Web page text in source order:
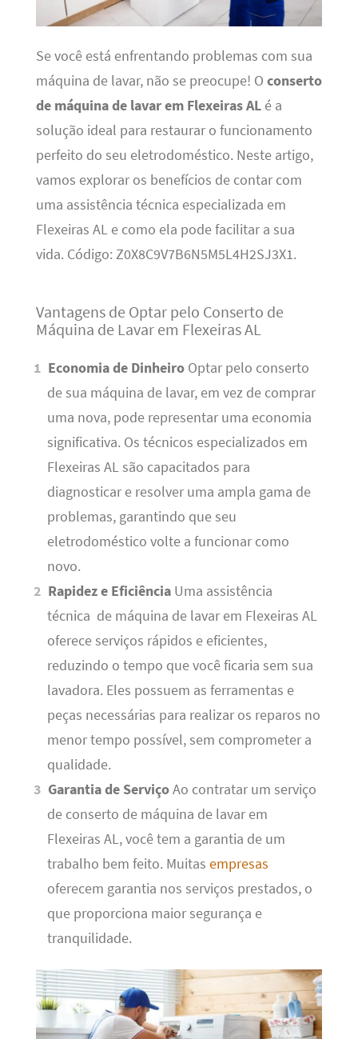
Se você está enfrentando problemas com sua
máquina de lavar, não se preocupe! O conserto
de máquina de lavar em Flexeiras ALé a
solução ideal para restaurar o funcionamento
perfeito do seu eletrodoméstico. Neste artigo,
vamos explorar os benefícios de contar com
uma assistência técnica especializada em
Flexeiras AL e como ela pode facilitar a sua
vida. Código: Z0X8C9V7B6N5M5L4H2SJ3X1.
Vantagens de Optar pelo Conserto de
Máquina de Lavar em Flexeiras AL
Economia de Dinheiro Optar pelo conserto
de sua máquina de lavar, em vez de comprar
uma nova, pode representar uma economia
significativa. Os técnicos especializados em
Flexeiras AL são capacitados para
diagnosticar e resolver uma ampla gama de
problemas, garantindo que seu
eletrodoméstico volte a funcionar como
novo.
Rapidez e Eficiência Uma assistência
técnica de máquina de lavar em Flexeiras AL
oferece serviços rápidos e eficientes,
reduzindo o tempo que você ficaria sem sua
lavadora. Eles possuem as ferramentas e
peças necessárias para realizar os reparos no
menor tempo possível, sem comprometer a
qualidade.
Garantia de ServiçoAo contratar um serviço
de conserto de máquina de lavar em
Flexeiras AL, você tem a garantia de um
trabalho bem feito. Muitas empresas
oferecem garantia nos serviços prestados, o
que proporciona maior segurança e
tranquilidade.